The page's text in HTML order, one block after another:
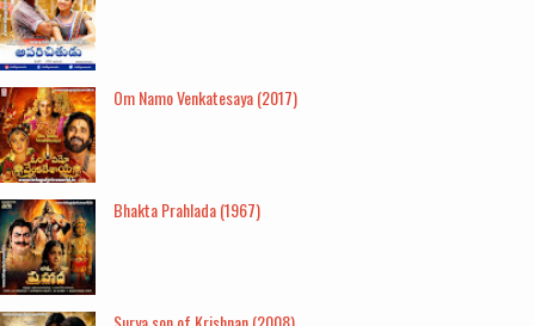
Om Namo Venkatesaya (2017)
Bhakta Prahlada (1967)